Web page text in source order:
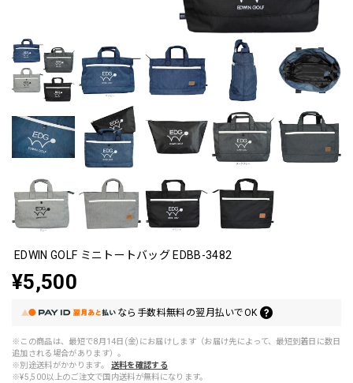
EDWIN GOLF ミニトートバッグ EDBB-3482
¥5,500
なら 手数料無料の翌月払いでOK
※この商品は、最短で8月14日(金)にお届けします（お届け先によって、最短到着日に数日
追加される場合があります）。
※別途送料がかかります。
送料を確認する
※¥5,500以上のご注文で国内送料が無料になります。